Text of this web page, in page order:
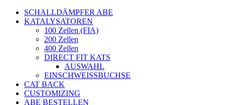
SCHALLDÄMPFER ABE
KATALYSATOREN
100 Zellen (FIA)
200 Zellen
400 Zellen
DIRECT FIT KATS
AUSWAHL
EINSCHWEISSBUCHSE
CAT BACK
CUSTOMIZING
ABE BESTELLEN